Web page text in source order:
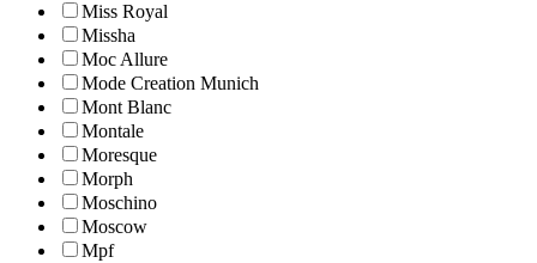
Miss Royal
Missha
Moc Allure
Mode Creation Munich
Mont Blanc
Montale
Moresque
Morph
Moschino
Moscow
Mpf